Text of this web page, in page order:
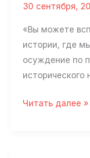
30 сентября,
«Вы можете
истории, где
осуждение по
исторического
Александр
Читать далее »